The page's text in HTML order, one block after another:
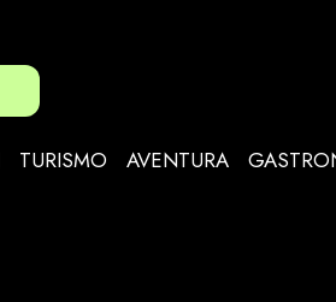
TURISMO AVENTURA